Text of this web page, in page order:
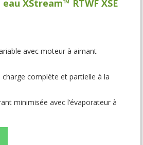
XStream™ RTWF XSE
avec moteur à aimant
complète et partielle à la
minimisée avec l’évaporateur à